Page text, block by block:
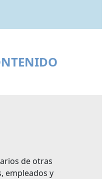
de otras
empleados y